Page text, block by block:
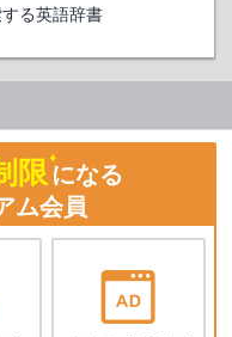
る英語辞書
限になる
ム会員